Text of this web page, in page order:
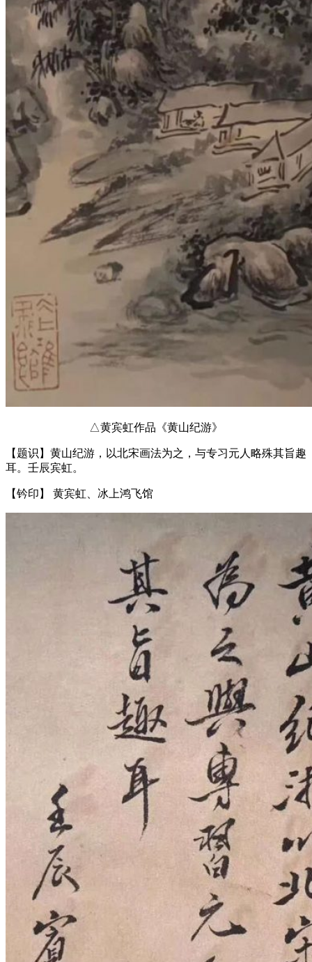
△黄宾虹作品《黄山纪游》
【题识】黄山纪游，以北宋画法为之，与专习元人略殊其旨趣
耳。壬辰宾虹。
【钤印】 黄宾虹、冰上鸿飞馆